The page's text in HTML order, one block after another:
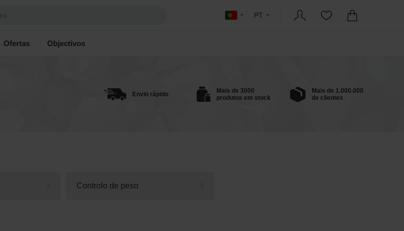
PT
Ofertas Objectivos
Envio rápido
Mais de 3000
produtos em stock
Mais de 1.000.000
de clientes
Controlo de peso